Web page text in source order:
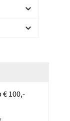
€ 100,-